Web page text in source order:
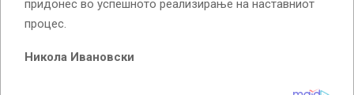
придонес во успешното реализирање на наставниот
процес.
Никола Ивановски